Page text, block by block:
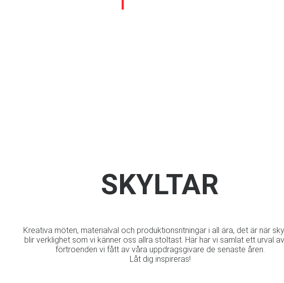
SKYLTAR
Kreativa möten, materialval och produktionsritningar i all ära, det är när
blir verklighet som vi känner oss allra stoltast. Här har vi samlat ett urval
förtroenden vi fått av våra uppdragsgivare de senaste åren.
Låt dig inspireras!